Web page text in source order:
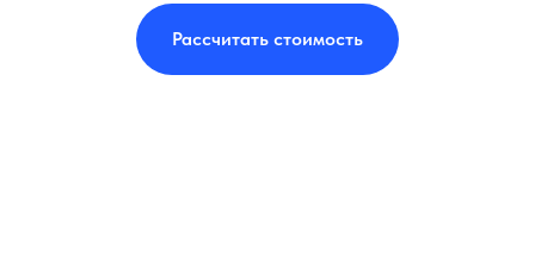
Рассчитать стоимость